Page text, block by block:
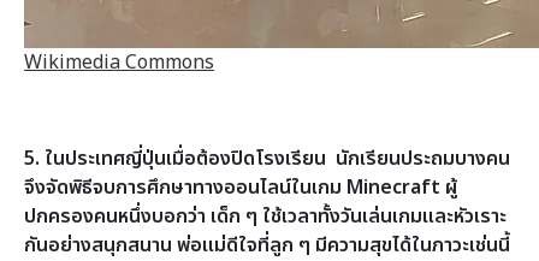
Wikimedia Commons
5. ในประเทศญี่ปุ่นเมื่อต้องปิดโรงเรียน นักเรียนประถมบางคน
จึงจัดพิธีจบการศึกษาทางออนไลน์ในเกม Minecraft ผู้
ปกครองคนหนึ่งบอกว่า เด็ก ๆ ใช้เวลาทั้งวันเล่นเกมและหัวเราะ
กันอย่างสนุกสนาน พ่อแม่ดีใจที่ลูก ๆ มีความสุขได้ในภาวะเช่นนี้